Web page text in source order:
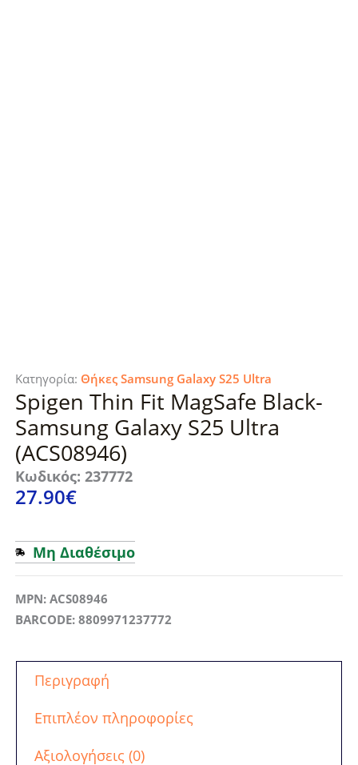
Κατηγορία: Θήκες Samsung Galaxy S25 Ultra
Spigen Thin Fit MagSafe Black-
Samsung Galaxy S25 Ultra
(ACS08946)
Κωδικός: 237772
27.90€
Μη Διαθέσιμο
MPN: ACS08946
BARCODE: 8809971237772
Περιγραφή
Επιπλέον πληροφορίες
Αξιολογήσεις (0)